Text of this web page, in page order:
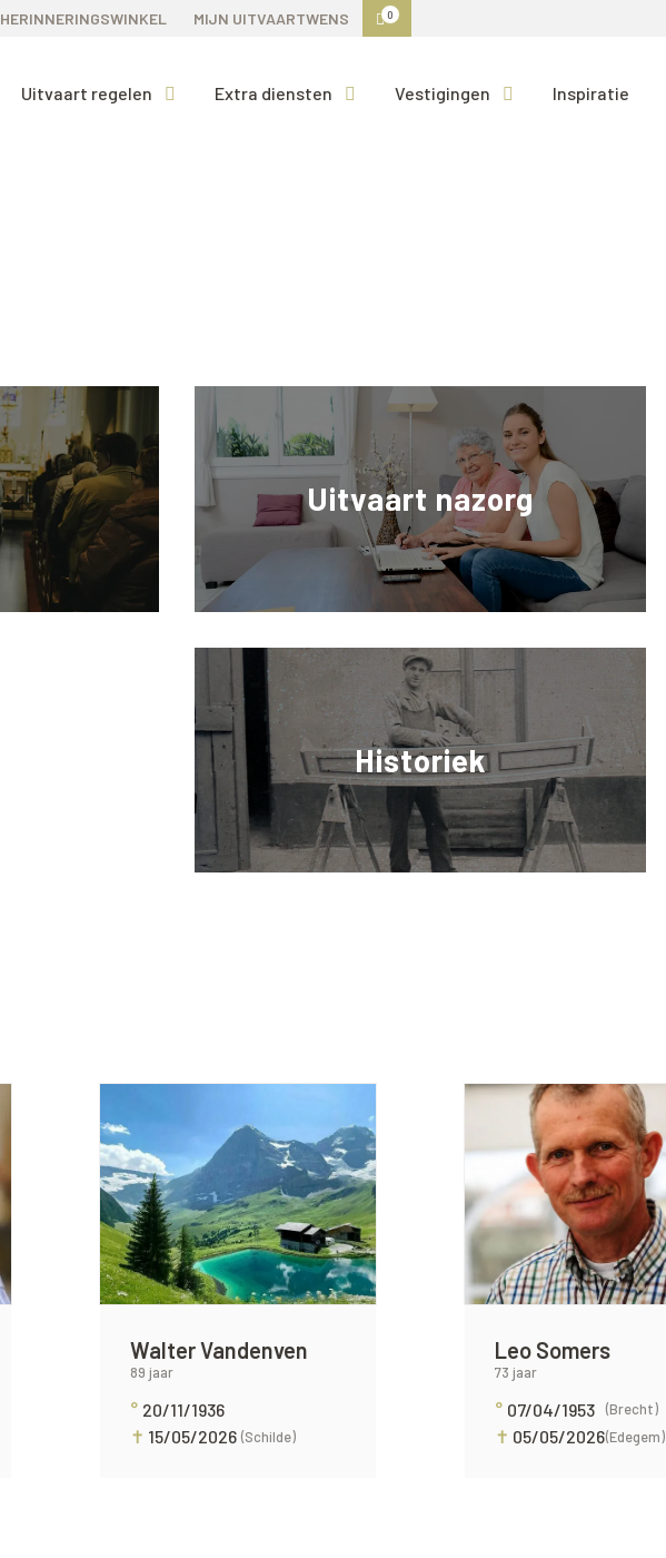
HERINNERINGSWINKEL MIJN UITVAARTWENS 0
Uitvaart regelen Extra diensten Vestigingen Inspiratie
Uitvaart nazorg
Historiek
Walter Vandenven
89 jaar
° 20/11/1936
✝ 15/05/2026 (Schilde)
Leo Somers
73 jaar
° 07/04/1953 (Brecht)
✝ 05/05/2026(Edegem)